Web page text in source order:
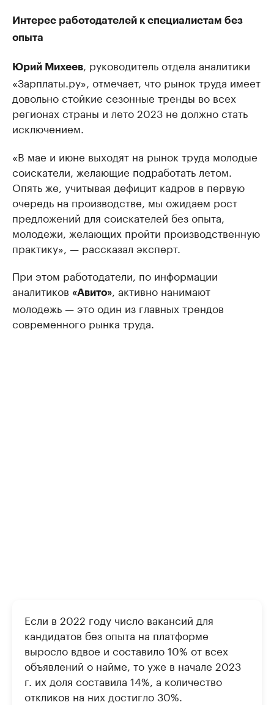
Интерес работодателей к специалистам без
опыта
Юрий Михеев, руководитель отдела аналитики
«Зарплаты.ру», отмечает, что рынок труда имеет
довольно стойкие сезонные тренды во всех
регионах страны и лето 2023 не должно стать
исключением.
«В мае и июне выходят на рынок труда молодые
соискатели, желающие подработать летом.
Опять же, учитывая дефицит кадров в первую
очередь на производстве, мы ожидаем рост
предложений для соискателей без опыта,
молодежи, желающих пройти производственную
практику», — рассказал эксперт.
При этом работодатели, по информации
аналитиков «Авито», активно нанимают
молодежь — это один из главных трендов
современного рынка труда.
Если в 2022 году число вакансий для
кандидатов без опыта на платформе
выросло вдвое и составило 10% от всех
объявлений о найме, то уже в начале 2023
г. их доля составила 14%, а количество
откликов на них достигло 30%.